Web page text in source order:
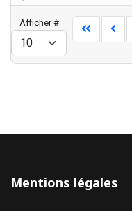
Afficher #
Mentions légales